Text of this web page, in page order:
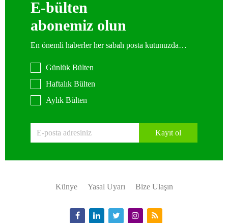
E-bülten
abonemiz olun
En önemli haberler her sabah posta kutunuzda…
Günlük Bülten
Haftalık Bülten
Aylık Bülten
Kayıt ol
Künye Yasal Uyarı Bize Ulaşın